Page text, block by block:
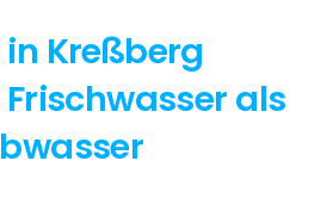
Kreßberg
als